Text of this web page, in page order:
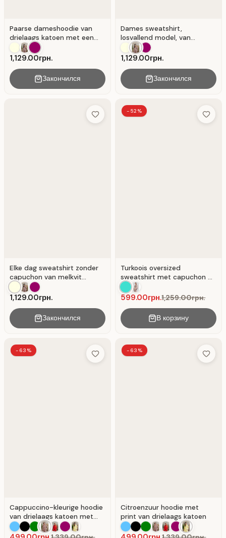
Paarse dameshoodie van
drielaags katoen met een
losse pasvorm. Paars
1,129.00грн.
Закончился
Dames sweatshirt,
losvallend model, van
drielaags katoen, kleur
mokka. Mocha
1,129.00грн.
Закончился
Add to Wish List
Elke dag sweatshirt zonder
capuchon van melkvit
drielaags katoen. Melkzuur
1,129.00грн.
Закончился
-52%
Add to
Turkoois oversized
sweatshirt met capuchon en
print, gemaakt van
dubbelbreisel.
599.00грн.1,259.00грн.
В корзину
-63%
Add to Wish List
Cappuccino-kleurige hoodie
van drielaags katoen met
kangoeroezak. Cappuccino
-63%
Add to
Citroenzuur hoodie met
print van drielaags katoen